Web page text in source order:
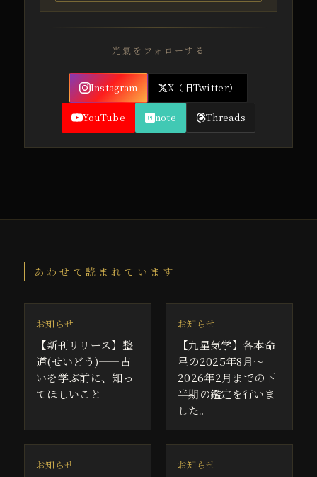
光氣をフォローする
Instagram X（旧Twitter）
YouTube note Threads
あわせて読まれています
お知らせ
【新刊リリース】整
道(せいどう)——占
いを学ぶ前に、知っ
てほしいこと
お知らせ
【九星気学】各本命
星の2025年8月～
2026年2月までの下
半期の鑑定を行いま
した。
お知らせ お知らせ